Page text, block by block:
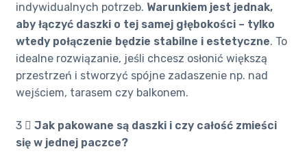
indywidualnych potrzeb. Warunkiem jest jednak,
aby łączyć daszki o tej samej głębokości – tylko
wtedy połączenie będzie stabilne i estetyczne. To
idealne rozwiązanie, jeśli chcesz osłonić większą
przestrzeń i stworzyć spójne zadaszenie np. nad
wejściem, tarasem czy balkonem.
3 ️⃣ Jak pakowane są daszki i czy całość zmieści
się w jednej paczce?